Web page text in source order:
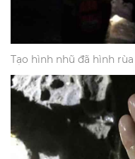
Tạo hình nhũ đã hình rùa